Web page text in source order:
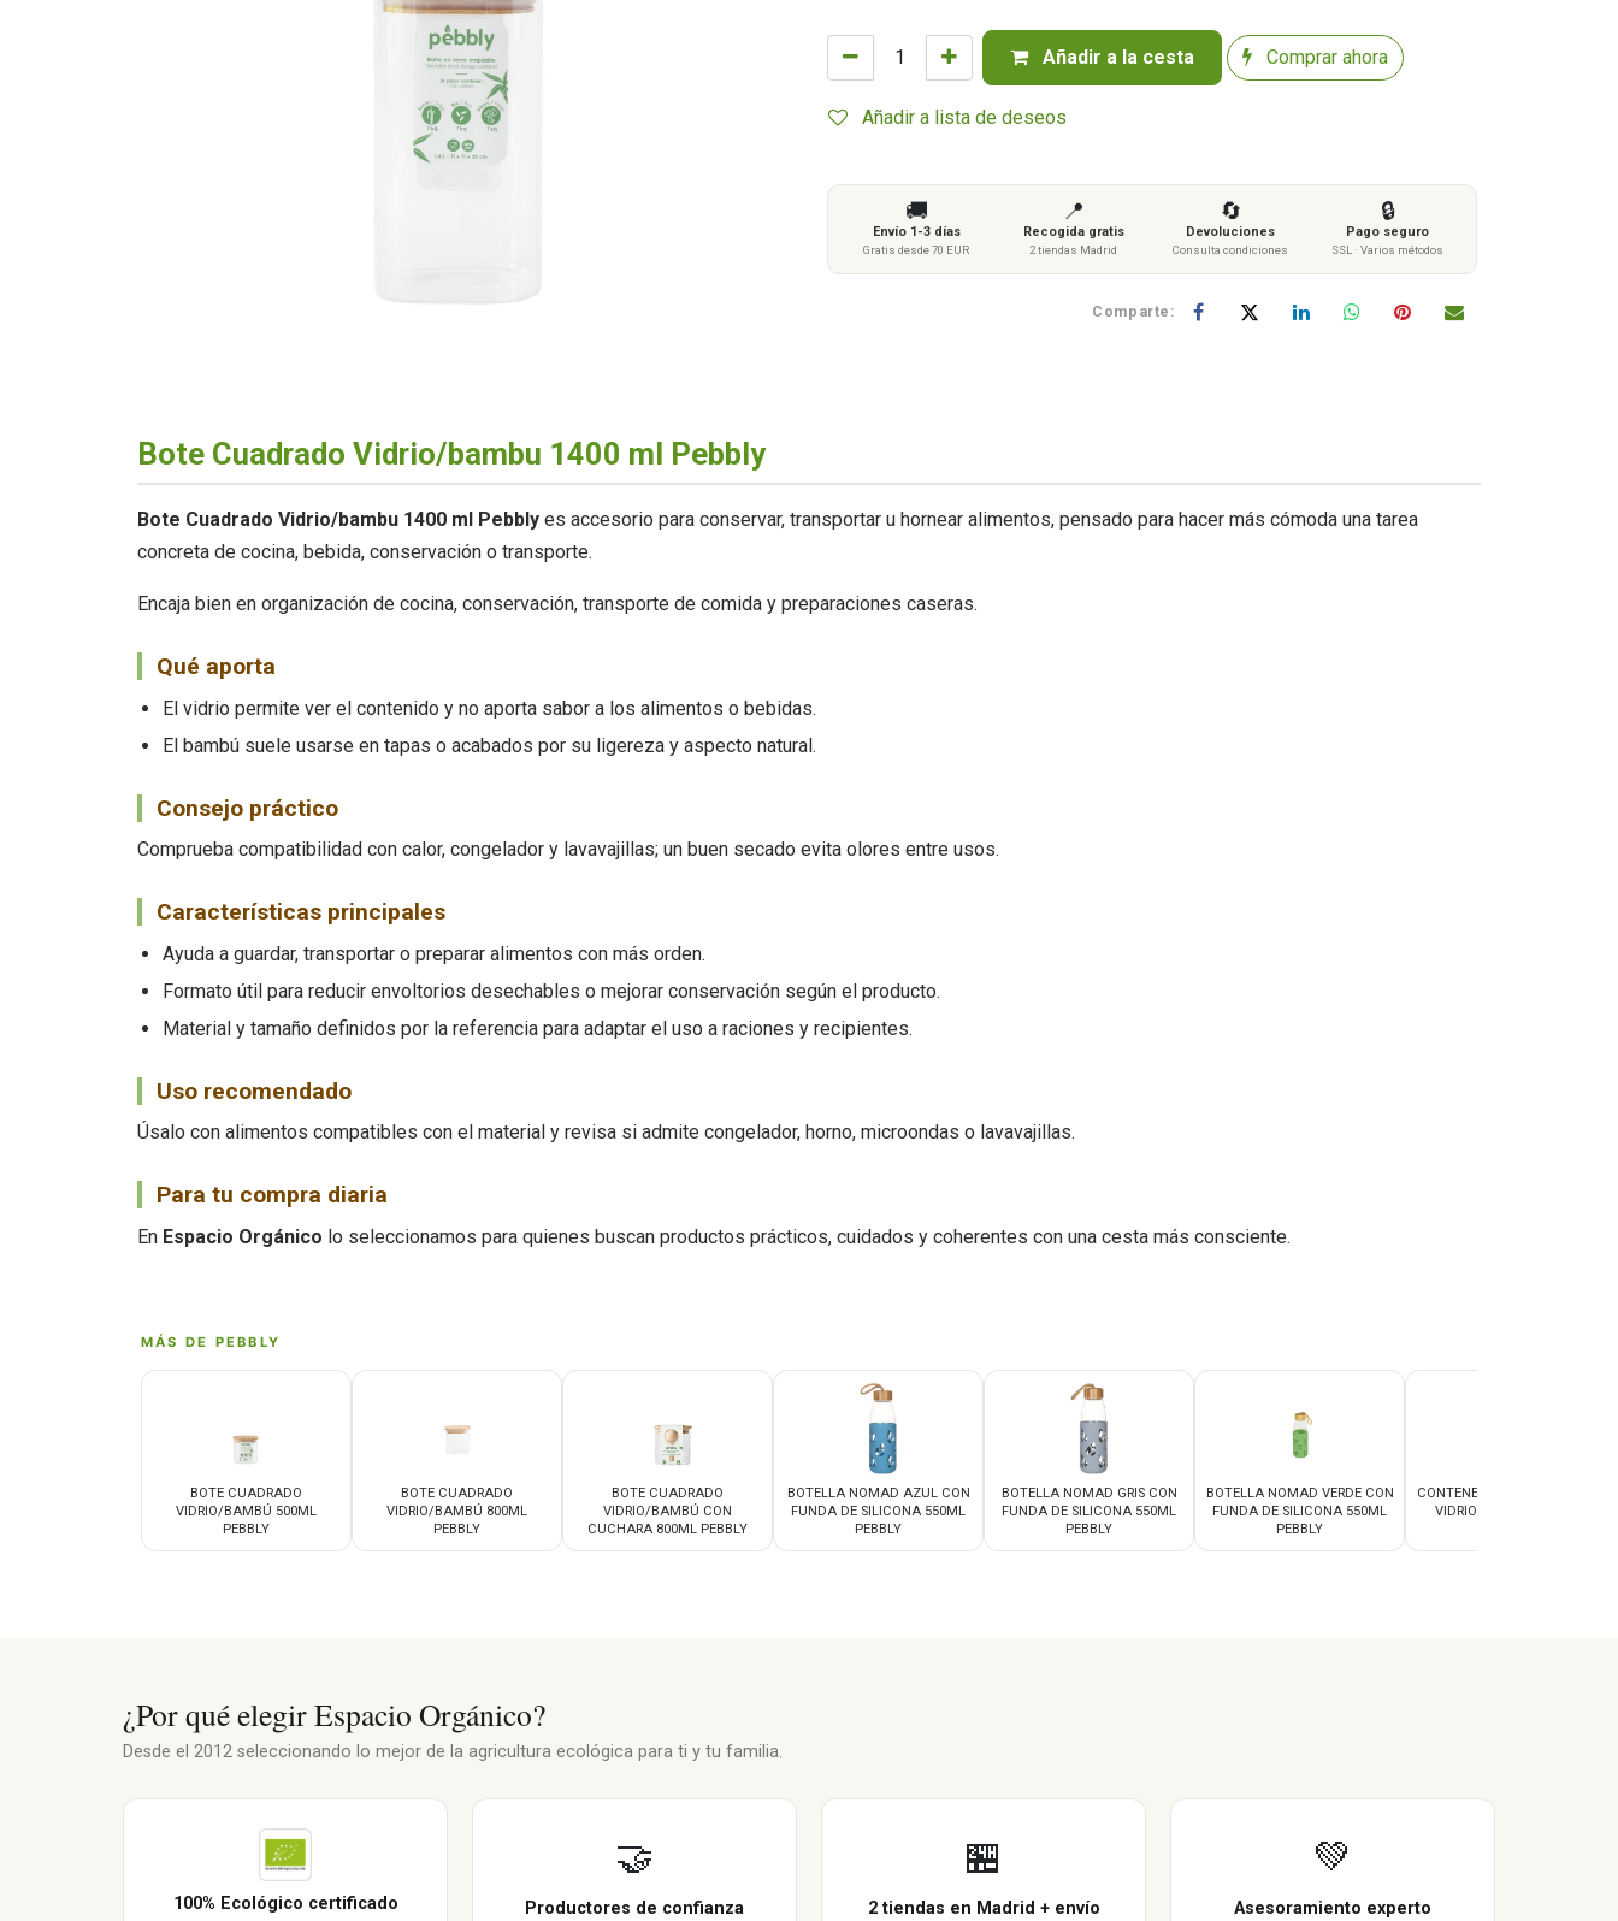
Añadir a la cesta Comprar ahora
Añadir a lista de deseos
🚚
Envío 1-3 días
Gratis desde 70 EUR
📍
Recogida gratis
2 tiendas Madrid
🔄
Devoluciones
Consulta condiciones
🔒
Pago seguro
SSL · Varios métodos
Comparte:
Bote Cuadrado Vidrio/bambu 1400 ml Pebbly
Bote Cuadrado Vidrio/bambu 1400 ml Pebbly es accesorio para conservar, transportar u hornear alimentos, pensado para hacer más cómoda una tarea
concreta de cocina, bebida, conservación o transporte.
Encaja bien en organización de cocina, conservación, transporte de comida y preparaciones caseras.
Qué aporta
El vidrio permite ver el contenido y no aporta sabor a los alimentos o bebidas.
El bambú suele usarse en tapas o acabados por su ligereza y aspecto natural.
Consejo práctico
Comprueba compatibilidad con calor, congelador y lavavajillas; un buen secado evita olores entre usos.
Características principales
Ayuda a guardar, transportar o preparar alimentos con más orden.
Formato útil para reducir envoltorios desechables o mejorar conservación según el producto.
Material y tamaño definidos por la referencia para adaptar el uso a raciones y recipientes.
Uso recomendado
Úsalo con alimentos compatibles con el material y revisa si admite congelador, horno, microondas o lavavajillas.
Para tu compra diaria
En Espacio Orgánico lo seleccionamos para quienes buscan productos prácticos, cuidados y coherentes con una cesta más consciente.
MÁS DE PEBBLY
BOTE CUADRADO
VIDRIO/BAMBÚ 500ML
PEBBLY
BOTE CUADRADO
VIDRIO/BAMBÚ 800ML
PEBBLY
BOTE CUADRADO
VIDRIO/BAMBÚ CON
CUCHARA 800ML PEBBLY
BOTELLA NOMAD AZUL CON
FUNDA DE SILICONA 550ML
PEBBLY
BOTELLA NOMAD GRIS CON
FUNDA DE SILICONA 550ML
PEBBLY
BOTELLA NOMAD VERDE CON
FUNDA DE SILICONA 550ML
PEBBLY
CONTENEDOR RECTANGULAR
VIDRIO Y BAMBÚ 650ML
¿Por qué elegir Espacio Orgánico?
Desde el 2012 seleccionando lo mejor de la agricultura ecológica para ti y tu familia.
100% Ecológico certificado
🤝
Productores de confianza
🏪
2 tiendas en Madrid + envío
💚
Asesoramiento experto